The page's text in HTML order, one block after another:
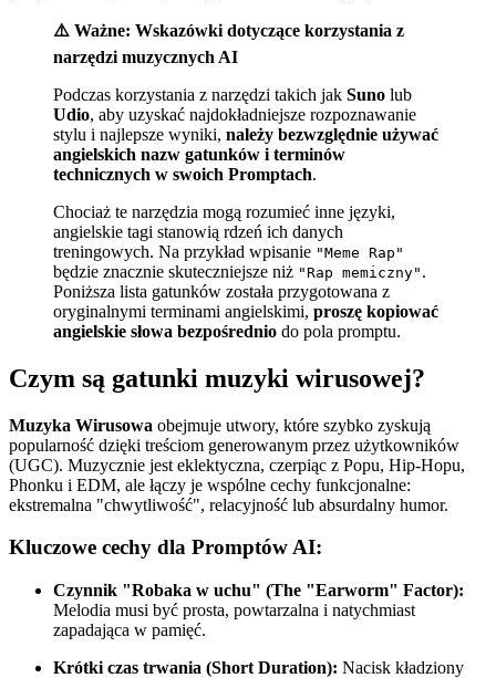
⚠️ Ważne: Wskazówki dotyczące korzystania z
narzędzi muzycznych AI
Podczas korzystania z narzędzi takich jak Suno lub
Udio, aby uzyskać najdokładniejsze rozpoznawanie
stylu i najlepsze wyniki, należy bezwzględnie używać
angielskich nazw gatunków i terminów
technicznych w swoich Promptach.
Chociaż te narzędzia mogą rozumieć inne języki,
angielskie tagi stanowią rdzeń ich danych
treningowych. Na przykład wpisanie "Meme Rap"
będzie znacznie skuteczniejsze niż "Rap memiczny" .
Poniższa lista gatunków została przygotowana z
oryginalnymi terminami angielskimi, proszę kopiować
angielskie słowa bezpośrednio do pola promptu.
Czym są gatunki muzyki wirusowej?
Muzyka Wirusowa obejmuje utwory, które szybko zyskują
popularność dzięki treściom generowanym przez użytkowników
(UGC). Muzycznie jest eklektyczna, czerpiąc z Popu, Hip-Hopu,
Phonku i EDM, ale łączy je wspólne cechy funkcjonalne:
ekstremalna "chwytliwość", relacyjność lub absurdalny humor.
Kluczowe cechy dla Promptów AI:
Czynnik "Robaka w uchu" (The "Earworm" Factor):
Melodia musi być prosta, powtarzalna i natychmiast
zapadająca w pamięć.
Krótki czas trwania (Short Duration): Nacisk kładziony